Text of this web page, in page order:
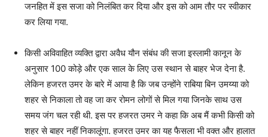
जनहित में इस सजा को निलंबित कर दिया और इस को आम तौर पर स्वीकार
कर लिया गया.
किसी अविवाहित व्यक्ति द्वारा अवैध यौन संबंध की सजा इस्लामी कानून के
अनुसार 100 कोड़े और एक साल के लिए उस स्थान से बाहर भेज देना है.
लेकिन हजरत उमर के बारे में आया है कि जब उन्होंने राबिया बिन उमय्या को
शहर से निकाला तो वह जा कर रोमन लोगों से मिल गया जिनके साथ उस
समय जंग चल रही थी. इस पर हजरत उमर ने कहा कि अब मैं कभी किसी को
शहर से बाहर नहीं निकालूंगा. हजरत उमर का यह फैसला भी वक्त और हालात